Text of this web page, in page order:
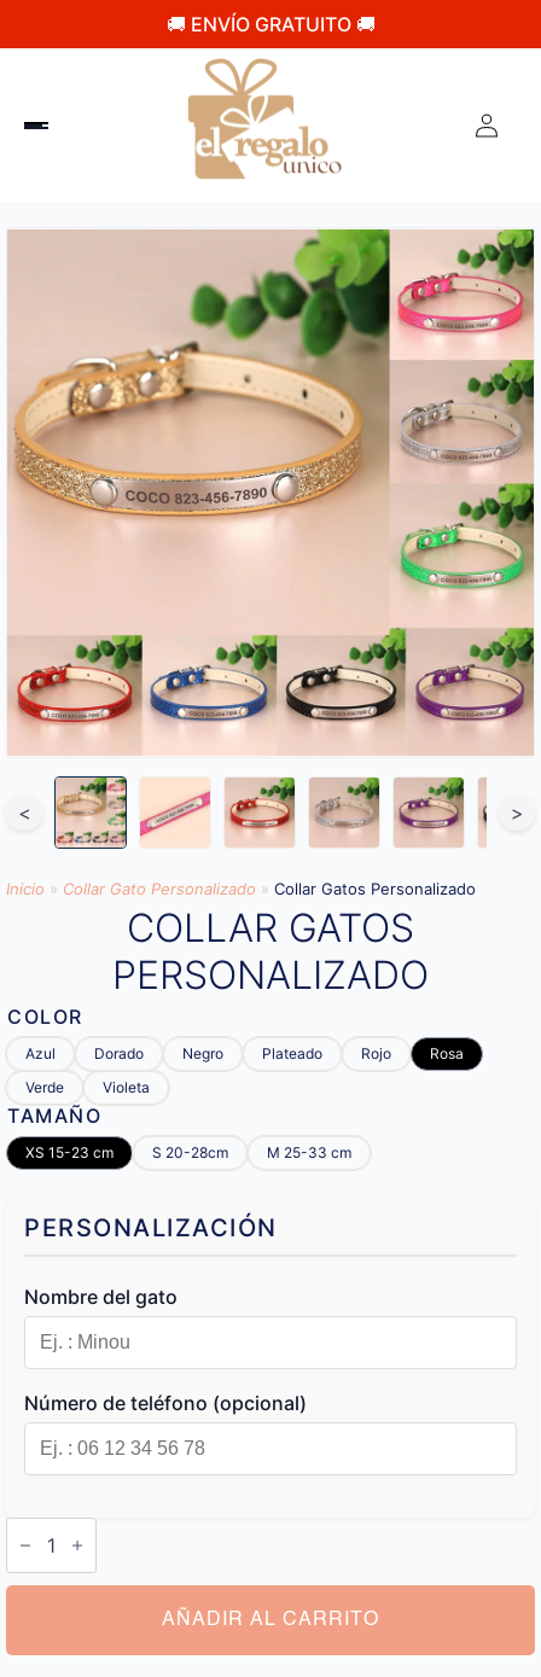
🚚 ENVÍO GRATUITO 🚚
< >
Inicio » Collar Gato Personalizado » Collar Gatos Personalizado
COLLAR GATOS
PERSONALIZADO
COLOR
Azul Dorado Negro Plateado Rojo
Rosa
Verde
Violeta
TAMAÑO
XS 15-23 cm S 20-28cm M 25-33 cm
PERSONALIZACIÓN
Nombre del gato
Número de teléfono (opcional)
Collar
Gatos
Personalizado
cantidad
AÑADIR AL CARRITO